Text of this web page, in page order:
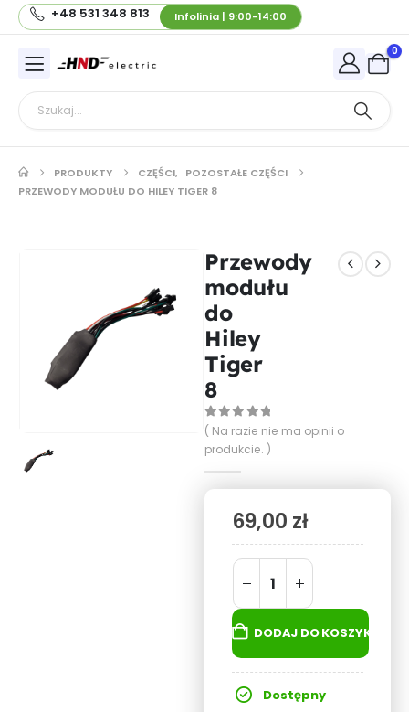
+48 531 348 813 Infolinia | 9:00-14:00
0
PRODUKTY CZĘŚCI, POZOSTAŁE CZĘŚCI
PRZEWODY MODUŁU DO HILEY TIGER 8
Przewody
modułu
do
Hiley
Tiger
8
0out of 5
( Na razie nie ma opinii o
produkcie. )
69,00 zł
DODAJ DO KOSZYKA
Dostępny